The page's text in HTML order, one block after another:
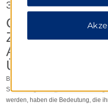
3
ALLGEMEINE
ZUM
Begriffe, die in den allgemeinen
Sonderangebots
werden, haben die Bedeutung, die